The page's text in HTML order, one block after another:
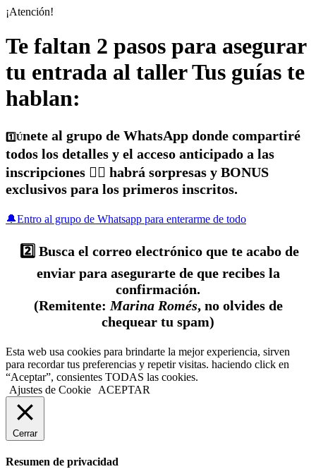
¡Atención!​
Te faltan 2 pasos para asegurar
tu entrada al taller Tus guías te
hablan:
1️⃣Únete al grupo de WhatsApp donde compartiré
todos los detalles y el acceso anticipado a las
inscripciones 👉🏼 habrá sorpresas y BONUS
exclusivos para los primeros inscritos.
🔔Entro al grupo de Whatsapp para enterarme de todo
2️⃣ Busca el correo electrónico que te acabo de
enviar para asegurarte de que recibes la
confirmación.
(Remitente: Marina Romés, no olvides de
chequear tu spam)
Esta web usa cookies para brindarte la mejor experiencia, sirven
para recordar tus preferencias y repetir visitas. haciendo click en
“Aceptar”, consientes TODAS las cookies.
Ajustes de Cookie
ACEPTAR
Cerrar
Resumen de privacidad